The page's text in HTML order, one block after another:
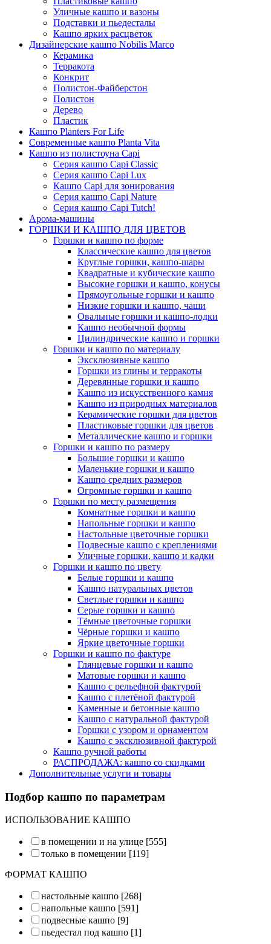
Уличные кашпо и вазоны
Подставки и пьедесталы
Кашпо ярких расцветок
Дизайнерские кашпо Nobilis Marco
Керамика
Терракота
Конкрит
Полистон-Файберстон
Полистон
Дерево
Пластик
Кашпо Planters For Life
Современные кашпо Planta Vita
Кашпо из полистоуна Capi
Серия кашпо Capi Classic
Серия кашпо Capi Lux
Кашпо Capi для зонирования
Серия кашпо Capi Nature
Серия кашпо Capi Tutch!
Арома-машины
ГОРШКИ И КАШПО ДЛЯ ЦВЕТОВ
Горшки и кашпо по форме
Классические кашпо для цветов
Круглые горшки, кашпо-шары
Квадратные и кубические кашпо
Высокие горшки и кашпо, конусы
Прямоугольные горшки и кашпо
Низкие горшки и кашпо, чаши
Овальные горшки и кашпо-лодки
Кашпо необычной формы
Цилиндрические кашпо и горшки
Горшки и кашпо по материалу
Эксклюзивные кашпо
Горшки из глины и терракоты
Деревянные горшки и кашпо
Кашпо из искусственного камня
Кашпо из природных материалов
Керамические горшки для цветов
Пластиковые горшки для цветов
Металлические кашпо и горшки
Горшки и кашпо по размеру
Большие горшки и кашпо
Маленькие горшки и кашпо
Кашпо средних размеров
Огромные горшки и кашпо
Горшки по месту размещения
Комнатные горшки и кашпо
Напольные горшки и кашпо
Настольные цветочные горшки
Подвесные кашпо с креплениями
Уличные горшки, кашпо и кадки
Горшки и кашпо по цвету
Белые горшки и кашпо
Кашпо натуральных цветов
Светлые горшки и кашпо
Серые горшки и кашпо
Тёмные цветочные горшки
Чёрные горшки и кашпо
Яркие цветочные горшки
Горшки и кашпо по фактуре
Глянцевые горшки и кашпо
Матовые горшки и кашпо
Кашпо с рельефной фактурой
Кашпо с плетёной фактурой
Каменные и бетонные кашпо
Кашпо с натуральной фактурой
Горшки с узором и орнаментом
Кашпо с эксклюзивной фактурой
Кашпо ручной работы
РАСПРОДАЖА: кашпо со скидками
Дополнительные услуги и товары
Подбор кашпо по параметрам
ИСПОЛЬЗОВАНИЕ КАШПО
в помещении и на улице [555]
только в помещении [119]
ФОРМАТ КАШПО
настольные кашпо [268]
напольные кашпо [591]
подвесные кашпо [9]
пьедестал под кашпо [1]